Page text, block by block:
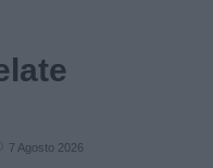
7 Agosto 2026